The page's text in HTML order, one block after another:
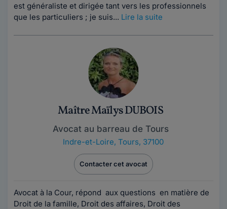
est généraliste et dirigée tant vers les professionnels
que les particuliers ; je suis... Lire la suite
Maître Maïlys DUBOIS
Avocat au barreau de Tours
Indre-et-Loire, Tours, 37100
Contacter cet avocat
Avocat à la Cour, répond aux questions en matière de
Droit de la famille, Droit des affaires, Droit des